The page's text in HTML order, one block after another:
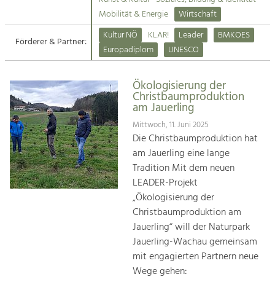
Suche
Impressum
Kontakt
Tourismus
Angebotsentwicklung und
Kunst & Kultur
Handwerk, Wissenschaft und Forschung.
Soziales, Bildung &
Identität
Gleichberechtigung, Jugend und
Integration
Mobilität & Energie
Klimawandel, öffentlicher Verkehr und
Steigerung regionaler Wertschöpfung
Mobilität & Energie
Wirtschaft
Förderer & Partner:
Kultur NÖ KLAR! Leader
BMKOES
Europadiplom
UNESCO
Ökologisierung der
Christbaumproduktion
am Jauerling
Mittwoch, 11. Juni 2025
Die Christbaumproduktion hat
am Jauerling eine lange
Tradition Mit dem neuen
LEADER-Projekt
„Ökologisierung der
Christbaumproduktion am
Jauerling“ will der Naturpark
Jauerling-Wachau gemeinsam
mit engagierten Partnern neue
Wege gehen: